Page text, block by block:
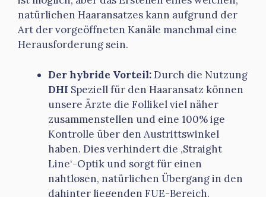
natürlichen Haaransatzes kann aufgrund der
Art der vorgeöffneten Kanäle manchmal eine
Herausforderung sein.
Der hybride Vorteil:Durch die Nutzung
DHI Speziell für den Haaransatz können
unsere Ärzte die Follikel viel näher
zusammenstellen und eine 100% ige
Kontrolle über den Austrittswinkel
haben. Dies verhindert die ‚Straight
Line‘-Optik und sorgt für einen
nahtlosen, natürlichen Übergang in den
dahinter liegenden FUE-Bereich.